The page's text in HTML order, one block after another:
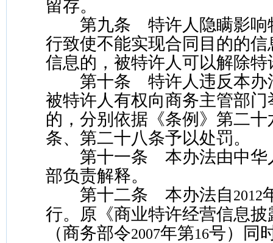
留存。
第九条 特许人隐瞒影响
行致使不能实现合同目的的
信息的，被特许人可以解除
第十条 特许人违反本办
被特许人有权向商务主管部
的，分别依据《条例》第二
条、第二十八条予以处罚。
第十一条 本办法由中华
部负责解释。
第十二条 本办法自2012
行。原《商业特许经营信息
（商务部令2007年第16号）同